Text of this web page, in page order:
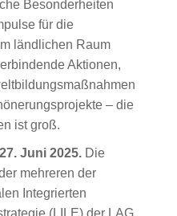
Besonderheiten
für die
ländlichen Raum
Aktionen,
– die
ist groß.
Juni 2025.Die
mehreren der
Integrierten